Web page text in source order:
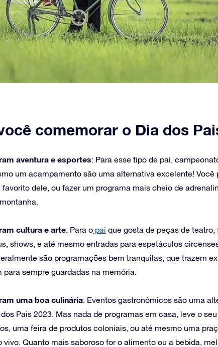
comemorar o Dia dos
aventura e esportes: Para esse tipo de pai,
um acampamento são uma alternativa excelente! Você
dele, ou fazer um programa mais cheio de
cultura e arte: Para o pai que gosta de peças de teatro,
shows, e até mesmo entradas para espetáculos
são programações bem tranquilas, que trazem
sempre guardadas na memória.
uma boa culinária: Eventos gastronômicos são uma
Pais 2023. Mas nada de programas em casa, leve o
uma feira de produtos coloniais, ou até mesmo uma
Quanto mais saboroso for o alimento ou a bebida,